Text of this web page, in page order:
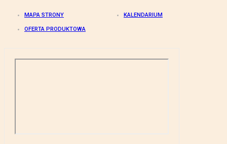
MAPA STRONY KALENDARIUM
OFERTA PRODUKTOWA